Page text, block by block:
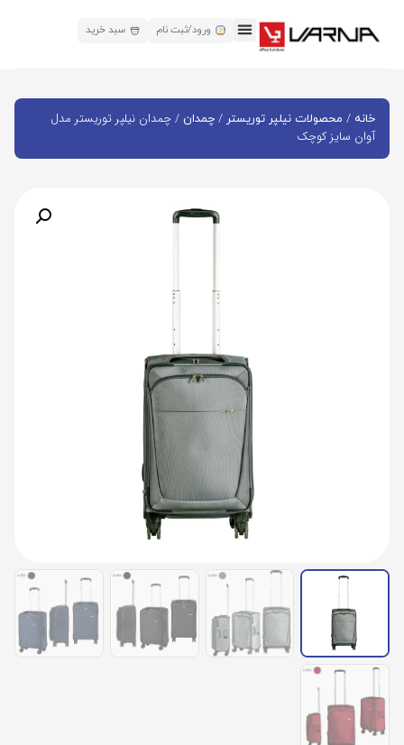
ورود/ثبت نام سبد خرید
خانه / محصولات نیلپر توریستر / چمدان / چمدان نیلپر توریستر مدل
آوان سایز کوچک